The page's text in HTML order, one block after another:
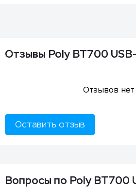
Отзывы Poly BT700
Отзывов нет
Оставить отзыв
Вопросы по Poly BT700